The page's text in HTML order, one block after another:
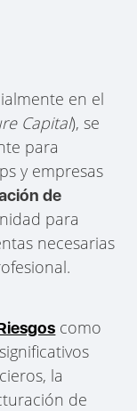
en el
Capital), se
para
y empresas
de
para
necesarias
como
la
de